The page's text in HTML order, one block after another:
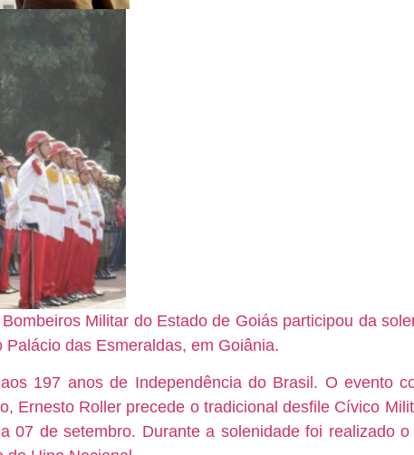
Militar do Estado de Goiás participou da
das Esmeraldas, em Goiânia.
197 anos de Independência do Brasil. O evento
Ernesto Roller precede o tradicional desfile Cívico
07 de setembro. Durante a solenidade foi realizado